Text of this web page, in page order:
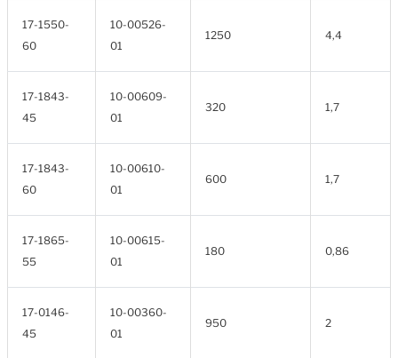
17-1550-
60
10-00526-
01
1250 4,4
17-1843-
45
10-00609-
01
320 1,7
17-1843-
60
10-00610-
01
600 1,7
17-1865-
55
10-00615-
01
180 0,86
17-0146-
45
10-00360-
01
950 2